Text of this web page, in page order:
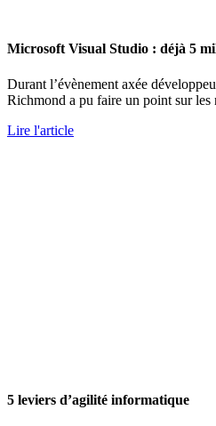
Microsoft Visual Studio : déjà 5
Durant l’évènement axée
Richmond a pu faire un point sur
Lire l'article
5 leviers d’agilité informatique